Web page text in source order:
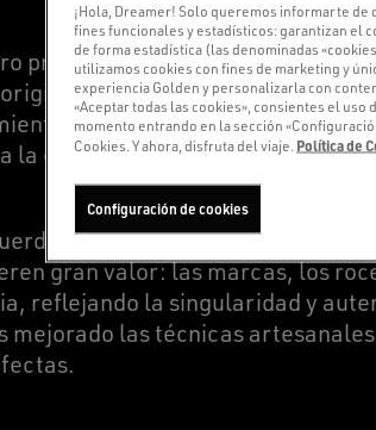
proceso artesanal garantiza
impregnada del carácter
desgastado. Nuestros
la estética de cada zapatilla el
con el espíritu de
gran valor: las marcas, los
reflejando la singularidad y
mejorado las técnicas
¡Hola, Dreamer! Solo queremos informarte
fines funcionales y estadísticos: garantizan el
de forma estadística (las denominadas
utilizamos cookies con fines de marketing y
experiencia Golden y personalizarla con
«Aceptar todas las cookies», consientes el
momento entrando en la sección
Cookies. Y ahora, disfruta del viaje. Política de
Configuración de cookies